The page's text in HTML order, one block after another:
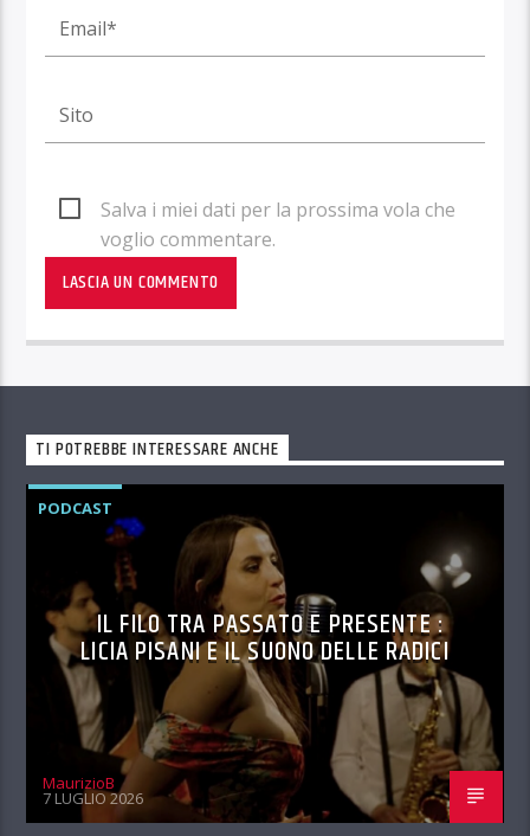
Salva i miei dati per la prossima vola che
voglio commentare.
TI POTREBBE INTERESSARE ANCHE
PODCAST
IL FILO TRA PASSATO E PRESENTE :
LICIA PISANI E IL SUONO DELLE RADICI
MaurizioB
7 LUGLIO 2026